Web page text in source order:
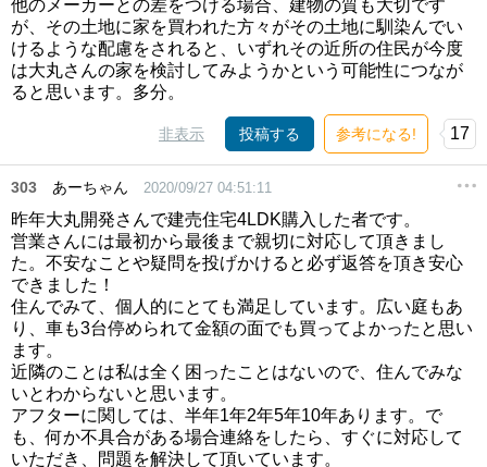
他のメーカーとの差をつける場合、建物の質も大切です
が、その土地に家を買われた方々がその土地に馴染んでい
けるような配慮をされると、いずれその近所の住民が今度
は大丸さんの家を検討してみようかという可能性につなが
ると思います。多分。
非表示 投稿する 参考になる! 17
303 あーちゃん 2020/09/27 04:51:11
昨年大丸開発さんで建売住宅4LDK購入した者です。
営業さんには最初から最後まで親切に対応して頂きまし
た。不安なことや疑問を投げかけると必ず返答を頂き安心
できました！
住んでみて、個人的にとても満足しています。広い庭もあ
り、車も3台停められて金額の面でも買ってよかったと思い
ます。
近隣のことは私は全く困ったことはないので、住んでみな
いとわからないと思います。
アフターに関しては、半年1年2年5年10年あります。で
も、何か不具合がある場合連絡をしたら、すぐに対応して
いただき、問題を解決して頂いています。